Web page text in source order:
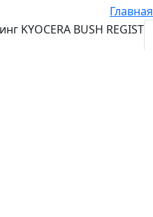
Главная